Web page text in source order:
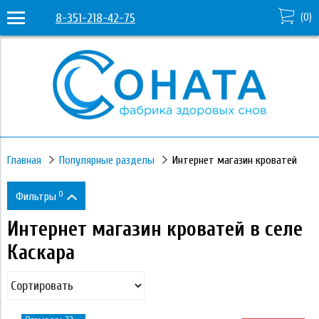
8-351-218-42-75 (0)
Главная Популярные разделы Интернет магазин кроватей
Фильтры 0
Цена
Интернет магазин кроватей в селе
Каскара